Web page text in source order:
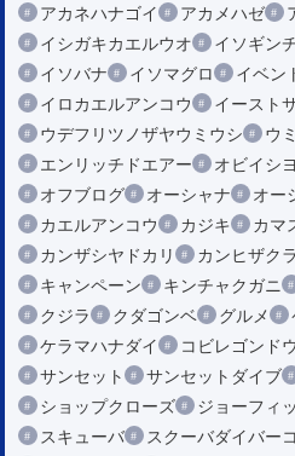
アカネハナゴイ
アカメハゼ
イシガキカエルウオ
イソギン
イソバナ
イソマグロ イベン
イロカエルアンコウ
イースト
ウデフリツノザヤウミウシ
ウ
エンリッチドエアー
オビイシ
オフブログ
オーシャナ
オー
カエルアンコウ
カジキ カマ
カンザシヤドカリ
カンヒザクラ
キャンペーン
キンチャクガニ
クジラ
クダゴンベ グルメ
ケラマハナダイ
コビレゴンドウ
サンセット
サンセットダイブ
ショップクローズ
ジョーフィ
スキューバ
スクーバダイバー